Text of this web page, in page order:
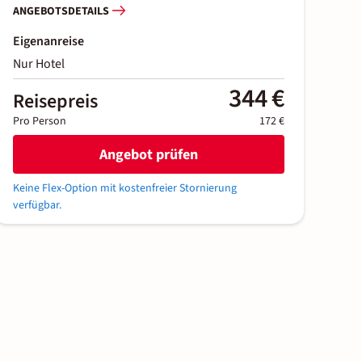
ANGEBOTSDETAILS
Eigenanreise
Nur Hotel
Reisepreis 344 €
Pro Person 172 €
Angebot prüfen
Keine Flex-Option mit kostenfreier Stornierung
verfügbar.